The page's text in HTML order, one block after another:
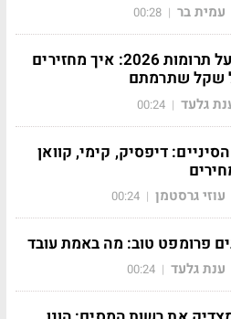
עמית בר |
00:28
זיכוי מס על תרומות 2026: איך מחזירים
גלעד |
00:24
דיפסיק, קימי, קוואן
עוזי גרסטמן |
00:24
פרומפט טוב: מה באמת עובד
ענת גלעד |
00:24